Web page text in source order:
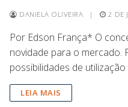
DANIELA OLIVEIRA | 2 DE
Por Edson França* O
novidade para o mercado.
possibilidades de
LEIA MAIS